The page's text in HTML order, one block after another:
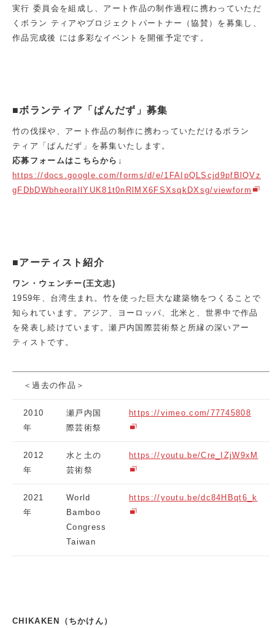
実行 委員会を組成し、アート作品の制作過程に携わっていただ
くボラン ティアやプロジェクトパートナー（協賛）を募集し、
作品完成後 には多彩なイベントを開催予定です。
■ボランティア「ぱんだず」募集
竹の伐採や、アート作品の制作に携わっていただけるボラン
ティア「ぱんだず」を募集いたします。
応募フォームはこちらから↓
https://docs.google.com/forms/d/e/1FAIpQLScjd9pfBlQVz
gFDbDWbheorallYUK81t0nRlMX6FSXsqkDXsg/viewform
■アーティスト紹介
ワン・ウェンチー(王文志)
1959年、台湾生まれ。竹を使った巨大な建築物をつくることで
知られています。アジア、ヨーロッパ、北米と、世界中で作品
を発表し続けています。瀬戸内国際芸術祭と所縁の深いアー
ティストです。
＜過去の作品＞
2010
年
瀬戸内国
際芸術祭
https://vimeo.com/77745808
2012
年
水と土の
芸術祭
https://youtu.be/Cre_IZjW9xM
2021
年
World
Bamboo
Congress
Taiwan
https://youtu.be/dc84HBqt6_k
CHIKAKEN（ちかけん）